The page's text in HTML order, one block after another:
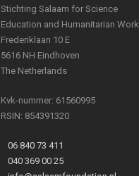
Stichting Salaam for Science
Education and Humanitarian Work
Frederiklaan 10 E
5616 NH Eindhoven
The Netherlands
Kvk-nummer: 61560995
RSIN: 854391320
06 840 73 411
040 369 00 25